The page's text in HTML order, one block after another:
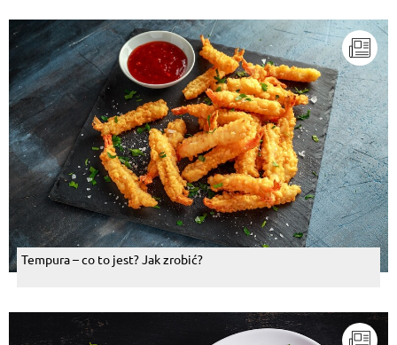
Tempura – co to jest? Jak zrobić?